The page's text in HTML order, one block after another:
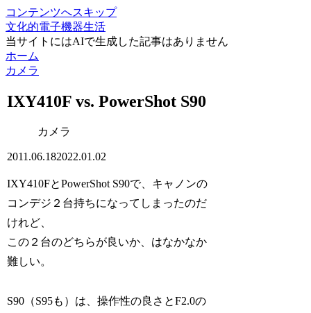
コンテンツへスキップ
文化的電子機器生活
当サイトにはAIで生成した記事はありません
ホーム
カメラ
IXY410F vs. PowerShot S90
カメラ
2011.06.182022.01.02
IXY410FとPowerShot S90で、キャノンの
コンデジ２台持ちになってしまったのだ
けれど、
この２台のどちらが良いか、はなかなか
難しい。
S90（S95も）は、操作性の良さとF2.0の